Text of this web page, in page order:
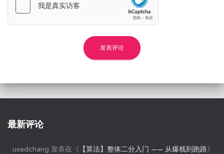
最新评论
usedchang 发表在《 【算法】整体二分入门 —— 从爆栈到跑路》